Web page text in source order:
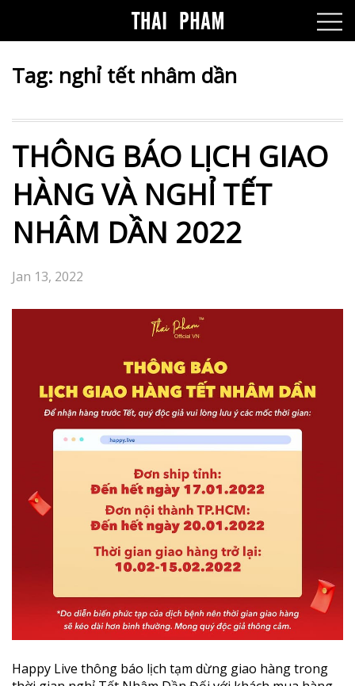
Tag: nghỉ tết nhâm dần
THÔNG BÁO LỊCH GIAO
HÀNG VÀ NGHỈ TẾT
NHÂM DẦN 2022
Jan 13, 2022
Happy Live thông báo lịch tạm dừng giao hàng trong